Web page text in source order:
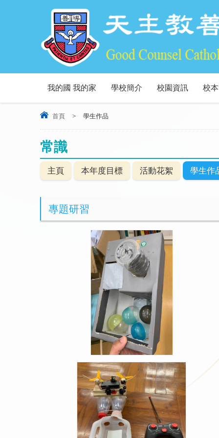
我的國 我的家 學校簡介 校園資訊 校
首頁 > 學生作品
常識
主頁 本年度目標 活動花絮 學生作
專題研習